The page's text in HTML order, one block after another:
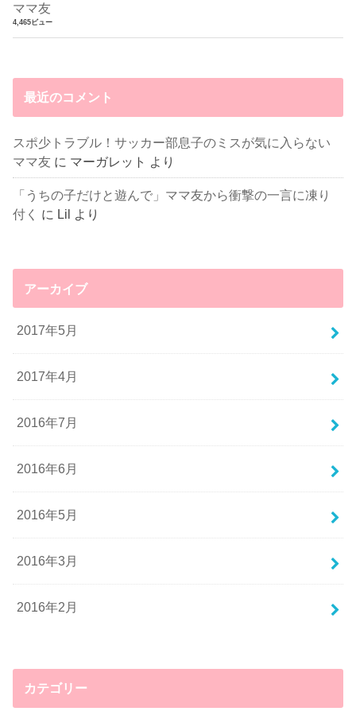
ママ友
4,465ビュー
最近のコメント
スポ少トラブル！サッカー部息子のミスが気に入らない
ママ友 に マーガレット より
「うちの子だけと遊んで」ママ友から衝撃の一言に凍り
付く
に Lil より
アーカイブ
2017年5月
2017年4月
2016年7月
2016年6月
2016年5月
2016年3月
2016年2月
カテゴリー